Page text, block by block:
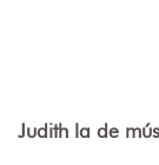
Judith la de